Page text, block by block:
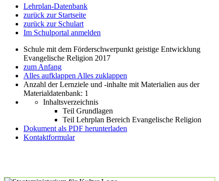
Lehrplan-Datenbank
zurück zur Startseite
zurück zur Schulart
Im Schulportal anmelden
Schule mit dem Förderschwerpunkt geistige Entwicklung
Evangelische Religion 2017
zum Anfang
Alles aufklappen Alles zuklappen
Anzahl der Lernziele und -inhalte mit Materialien aus der
Materialdatenbank: 1
Inhaltsverzeichnis
Teil Grundlagen
Teil Lehrplan Bereich Evangelische Religion
Dokument als PDF herunterladen
Kontaktformular